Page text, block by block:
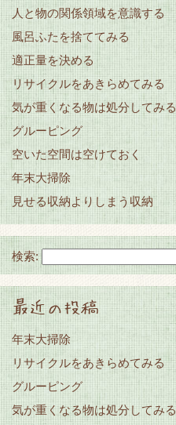
人と物の関係領域を意識する
風呂ふたを捨ててみる
適正量を決める
リサイクルをあきらめてみる
気が重くなる物は処分してみる
グルーピング
空いた空間は空けておく
年末大掃除
見せる収納よりしまう収納
検索:
最近の投稿
年末大掃除
リサイクルをあきらめてみる
グルーピング
気が重くなる物は処分してみる